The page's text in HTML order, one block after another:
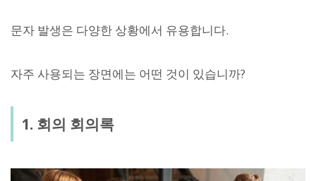
문자 발생은 다양한 상황에서 유용합니다.
자주 사용되는 장면에는 어떤 것이 있습니까?
1. 회의 회의록